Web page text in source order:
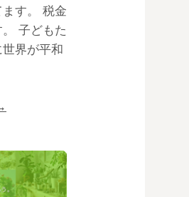
す。 税金
子どもた
界が平和